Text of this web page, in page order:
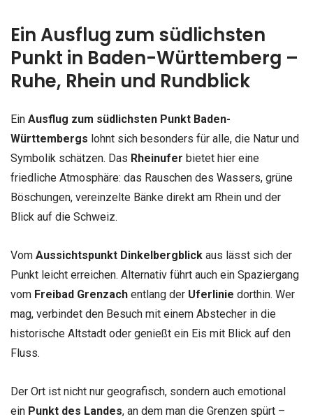
Ein Ausflug zum südlichsten
Punkt in Baden-Württemberg –
Ruhe, Rhein und Rundblick
Ein Ausflug zum südlichsten Punkt Baden-
Württembergs lohnt sich besonders für alle, die Natur und
Symbolik schätzen. Das Rheinufer bietet hier eine
friedliche Atmosphäre: das Rauschen des Wassers, grüne
Böschungen, vereinzelte Bänke direkt am Rhein und der
Blick auf die Schweiz.
Vom Aussichtspunkt Dinkelbergblick aus lässt sich der
Punkt leicht erreichen. Alternativ führt auch ein Spaziergang
vom Freibad Grenzach entlang der Uferlinie dorthin. Wer
mag, verbindet den Besuch mit einem Abstecher in die
historische Altstadt oder genießt ein Eis mit Blick auf den
Fluss.
Der Ort ist nicht nur geografisch, sondern auch emotional
ein Punkt des Landes, an dem man die Grenzen spürt –